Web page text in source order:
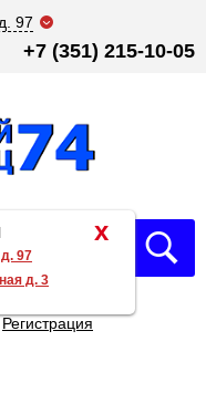
97
+7 (351) 215-10-05
Регистрация
x
97
д. 3